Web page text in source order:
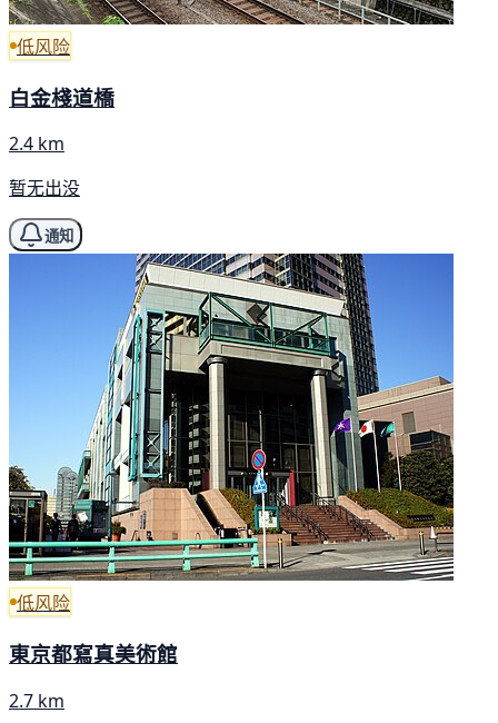
低风险
白金棧道橋
2.4 km
暂无出没
通知
低风险
東京都寫真美術館
2.7 km